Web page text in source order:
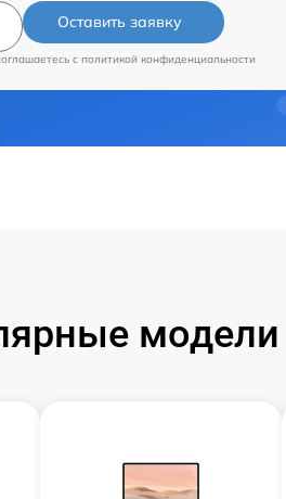
Оставить заявку
c политикой конфиденциальности